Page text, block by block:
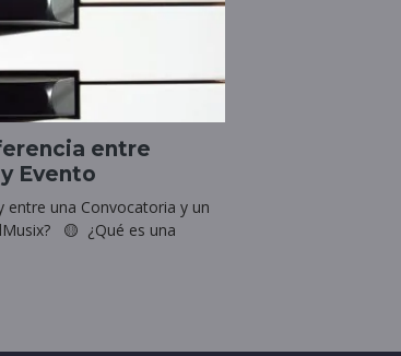
entre
Evento
entre una Convocatoria y un
🟡 ¿Qué es una